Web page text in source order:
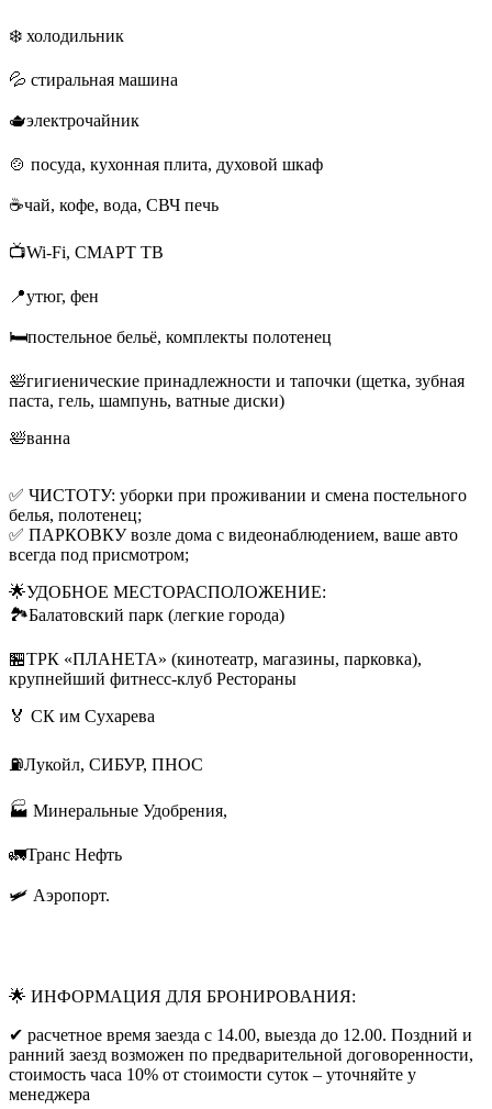
❄️ холодильник
💦 стиральная машина
🫖электрочайник
🍲 посуда, кухонная плита, духовой шкаф
☕чай, кофе, вода, СВЧ печь
📺Wi-Fi, СМАРТ ТВ
📍утюг, фен
🛏️постельное бельё, комплекты полотенец
🛀гигиенические принадлежности и тапочки (щетка, зубная
паста, гель, шампунь, ватные диски)
🛀ванна
✅ ЧИСТОТУ: уборки при проживании и смена постельного
белья, полотенец;
✅ ПАРКОВКУ возле дома с видеонаблюдением, ваше авто
всегда под присмотром;
🌟УДОБНОЕ МЕСТОРАСПОЛОЖЕНИЕ:
🏞️Балатовский парк (легкие города)
🏪ТРК «ПЛАНЕТА» (кинотеатр, магазины, парковка),
крупнейший фитнесс-клуб Рестораны
🏅 СК им Сухарева
⛽Лукойл, СИБУР, ПНОС
🏭 Минеральные Удобрения,
🚛Транс Нефть
🛩️ Аэропорт.
🌟 ИНФОРМАЦИЯ ДЛЯ БРОНИРОВАНИЯ:
✔ расчетное время заезда с 14.00, выезда до 12.00. Поздний и
ранний заезд возможен по предварительной договоренности,
стоимость часа 10% от стоимости суток – уточняйте у
менеджера